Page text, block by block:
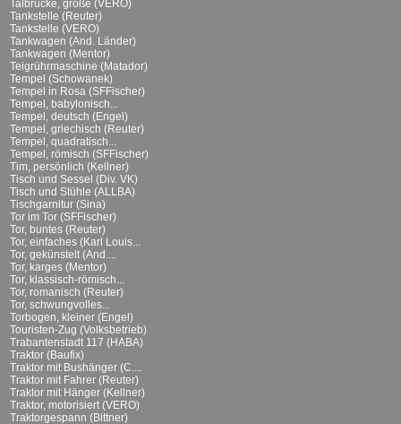
Talbrücke, große (VERO)
Tankstelle (Reuter)
Tankstelle (VERO)
Tankwagen (And. Länder)
Tankwagen (Mentor)
Teigrührmaschine (Matador)
Tempel (Schowanek)
Tempel in Rosa (SFFischer)
Tempel, babylonisch...
Tempel, deutsch (Engel)
Tempel, griechisch (Reuter)
Tempel, quadratisch...
Tempel, römisch (SFFischer)
Tim, persönlich (Kellner)
Tisch und Sessel (Div. VK)
Tisch und Stühle (ALLBA)
Tischgarnitur (Sina)
Tor im Tor (SFFischer)
Tor, buntes (Reuter)
Tor, einfaches (Karl Louis...
Tor, gekünstelt (And....
Tor, karges (Mentor)
Tor, klassisch-römisch...
Tor, romanisch (Reuter)
Tor, schwungvolles...
Torbogen, kleiner (Engel)
Touristen-Zug (Volksbetrieb)
Trabantenstadt 117 (HABA)
Traktor (Baufix)
Traktor mit Bushänger (C....
Traktor mit Fahrer (Reuter)
Traktor mit Hänger (Kellner)
Traktor, motorisiert (VERO)
Traktorgespann (Bittner)